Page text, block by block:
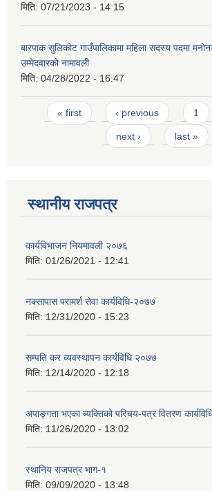
मिति: 07/21/2023 - 14:15
बारपाक सुलिकोट गाउँपालिकामा महिला सदस्य पदमा
उम्मेदवारको नामावली
मिति: 04/28/2022 - 16:47
Pages
« first ‹ previous 1
next › last »
स्थानीय राजपत्र
कार्यविभाजन नियमावली २०७६
मिति: 01/26/2021 - 12:41
नक्सापास परामर्श सेवा कार्यविधि-२०७७
मिति: 12/31/2020 - 15:23
सम्पति कर ब्यवस्थापन कार्यविधि २०७७
मिति: 12/14/2020 - 12:18
अपाङ्गता भएका ब्यक्तिको परिचय-पत्र वितरण
मिति: 11/26/2020 - 13:02
स्थानिय राजपत्र भाग-१
मिति: 09/09/2020 - 13:48